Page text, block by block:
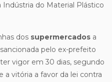
do Material Plástico
dos supermercados a
pelo ex-prefeito
vigor em 30 dias, segundo
a vitória a favor da lei contra